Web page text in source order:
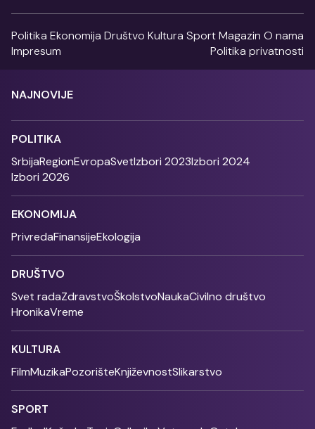
Politika Ekonomija Društvo Kultura SportMagazin O nama
Impresum
Politika privatnosti
NAJNOVIJE
POLITIKA
SrbijaRegionEvropaSvetIzbori 2023Izbori 2024
Izbori 2026
EKONOMIJA
PrivredaFinansijeEkologija
DRUŠTVO
Svet radaZdravstvoŠkolstvoNaukaCivilno društvo
HronikaVreme
KULTURA
FilmMuzikaPozorišteKnjiževnostSlikarstvo
SPORT